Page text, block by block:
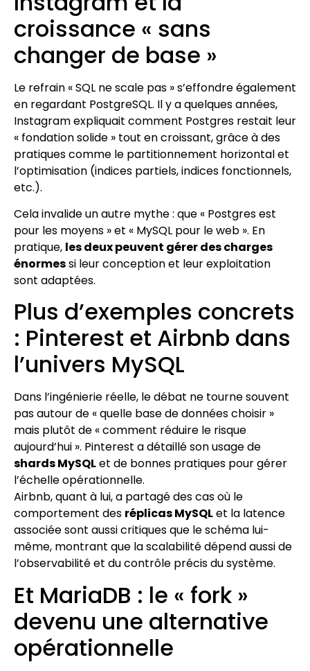
croissance « sans
changer de base »
Le refrain « SQL ne scale pas » s’effondre également
en regardant PostgreSQL. Il y a quelques années,
Instagram expliquait comment Postgres restait leur
« fondation solide » tout en croissant, grâce à des
pratiques comme le partitionnement horizontal et
l’optimisation (indices partiels, indices fonctionnels,
etc.).
Cela invalide un autre mythe : que « Postgres est
pour les moyens » et « MySQL pour le web ». En
pratique, les deux peuvent gérer des charges
énormessi leur conception et leur exploitation
sont adaptées.
Plus d’exemples concrets
: Pinterest et Airbnb dans
l’univers MySQL
Dans l’ingénierie réelle, le débat ne tourne souvent
pas autour de « quelle base de données choisir »
mais plutôt de « comment réduire le risque
aujourd’hui ». Pinterest a détaillé son usage de
shards MySQLet de bonnes pratiques pour gérer
l’échelle opérationnelle.
Airbnb, quant à lui, a partagé des cas où le
comportement des réplicas MySQLet la latence
associée sont aussi critiques que le schéma lui-
même, montrant que la scalabilité dépend aussi de
l’observabilité et du contrôle précis du système.
Et MariaDB : le « fork »
devenu une alternative
opérationnelle